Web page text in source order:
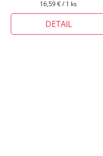
Jednotková
cena:
16,59 € / 1 ks
DETAIL